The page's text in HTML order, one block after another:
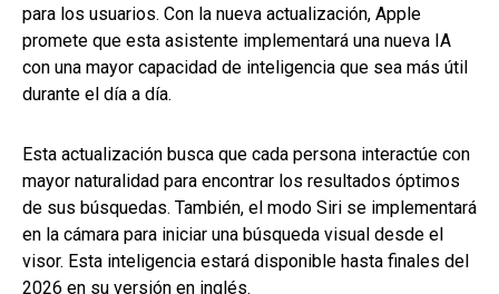
para los usuarios. Con la nueva actualización, Apple
promete que esta asistente implementará una nueva IA
con una mayor capacidad de inteligencia que sea más útil
durante el día a día.
Esta actualización busca que cada persona interactúe con
mayor naturalidad para encontrar los resultados óptimos
de sus búsquedas. También, el modo Siri se implementará
en la cámara para iniciar una búsqueda visual desde el
visor. Esta inteligencia estará disponible hasta finales del
2026 en su versión en inglés.